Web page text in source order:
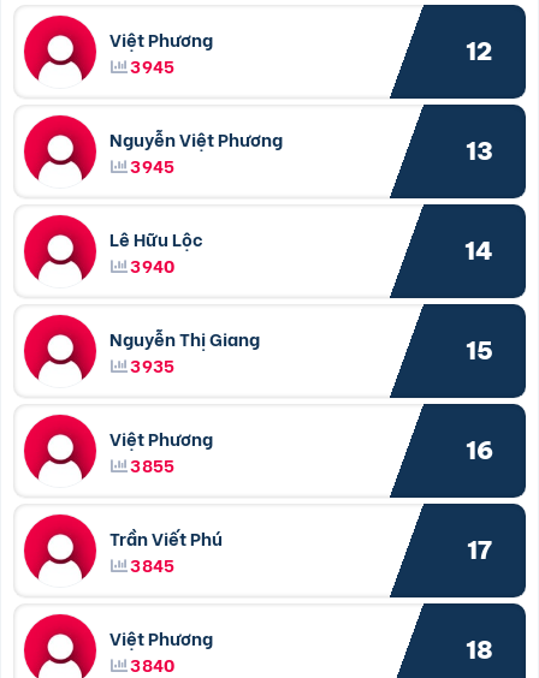
Việt Phương
3945
12
Nguyễn Việt Phương
3945
13
Lê Hữu Lộc
3940
14
Nguyễn Thị Giang
3935
15
Việt Phương
3855
16
Trần Viết Phú
3845
17
Việt Phương
3840
18